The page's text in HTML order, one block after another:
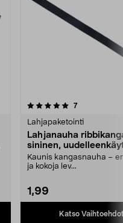
7arvostelut
Lahjapaketointi
Lahjanauha
sininen,
Kaunis kangasnauha –
ja kokoja lev...
1,99
Katso
4.5 viidestä